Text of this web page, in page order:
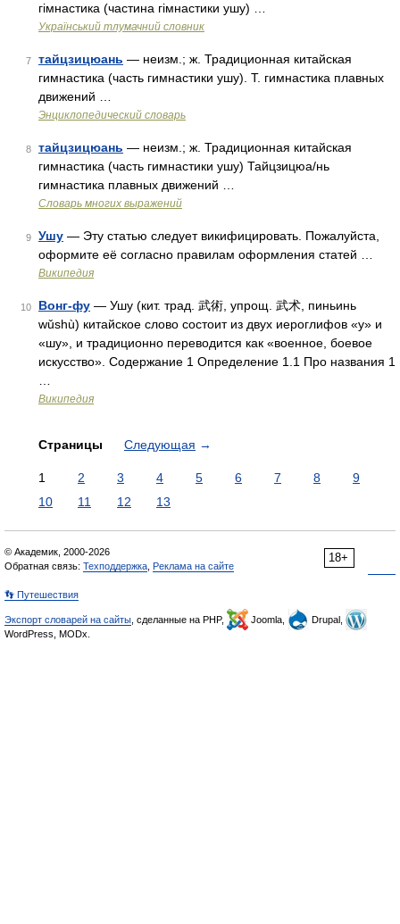
гімнастика (частина гімнастики ушу) …
Український тлумачний словник
7 тайцзицюань — неизм.; ж. Традиционная китайская
гимнастика (часть гимнастики ушу). Т. гимнастика плавных
движений …
Энциклопедический словарь
8 тайцзицюань — неизм.; ж. Традиционная китайская
гимнастика (часть гимнастики ушу) Тайцзицюа/нь
гимнастика плавных движений …
Словарь многих выражений
9 Ушу — Эту статью следует викифицировать. Пожалуйста,
оформите её согласно правилам оформления статей …
Википедия
10 Вонг-фу — Ушу (кит. трад. 武術, упрощ. 武术, пиньинь
wǔshù) китайское слово состоит из двух иероглифов «у» и
«шу», и традиционно переводится как «военное, боевое
искусство». Содержание 1 Определение 1.1 Про названия 1
Википедия
Страницы Следующая →
1 2 3 4 5 6 7 8
9
10
11 12 13
18+
© Академик, 2000-2026
Обратная связь: Техподдержка Реклама на сайте
👣 Путешествия
Экспорт словарей на сайты , сделанные на PHP, Joomla,
Drupal,
WordPress, MODx.